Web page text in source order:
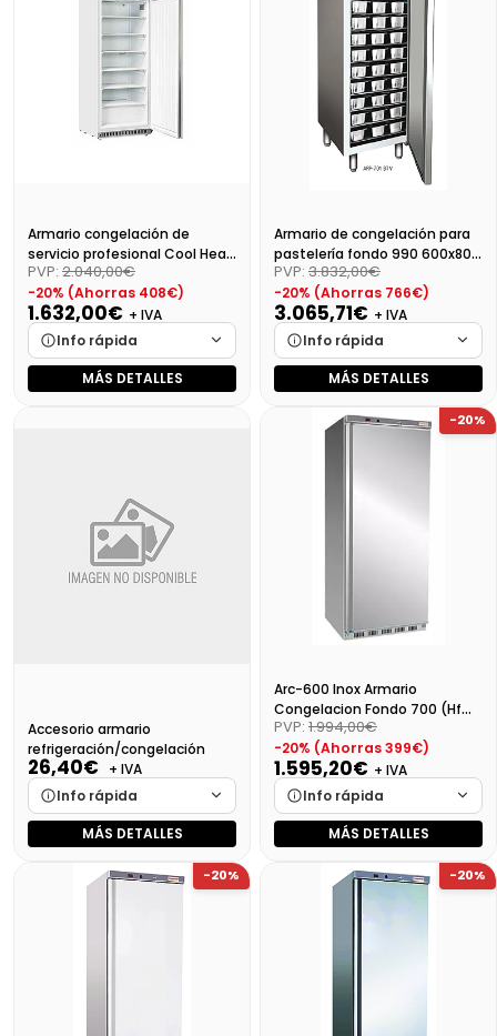
Precio final (+21%)
Precio final (+21%)2129,60 €
Armario congelación de
servicio profesional Cool Head
CN 6
PVP: 2.040,00€
-20% (Ahorras 408€)
1.632,00€ + IVA
Info rápida
Marca
Cargando…
MÁS DETALLES
Armario de congelación para
pastelería fondo 990 600x800
ARP-701 BT V
PVP: 3.832,00€
-20% (Ahorras 766€)
3.065,71€ + IVA
Info rápida
Marca
Cargando…
Medidas
Cargando…
MÁS DETALLES
Accesorio armario
refrigeración/congelación
26,40€
+ IVA
Info rápida
Marca
Cargando…
Medidas
Cargando…
MÁS DETALLES
-20%
Arc-600 Inox Armario
Congelacion Fondo 700 (Hf
600 S/S)
PVP: 1.994,00€
-20% (Ahorras 399€)
1.595,20€ + IVA
Info rápida
Marca
Cargando…
Medidas
Cargando…
MÁS DETALLES
-20% -20%